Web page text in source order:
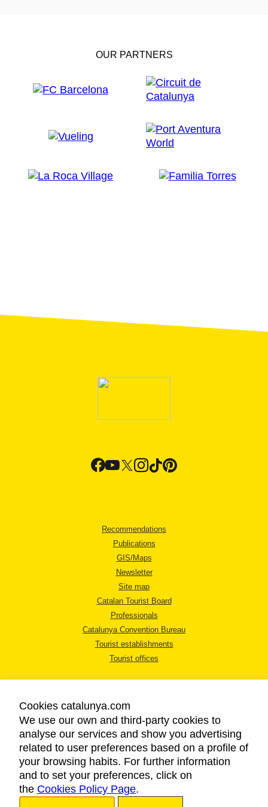
OUR PARTNERS
Recommendations
Publications
GIS/Maps
Newsletter
Site map
Catalan Tourist Board
Professionals
Catalunya Convention Bureau
Tourist establishments
Tourist offices
LEGAL NOTICE
PRIVACY POLICY
COOKIES POLICY
ACCESSIBILITY
Cookies catalunya.com
We use our own and third-party cookies to
analyse our services and show you advertising
related to user preferences based on a profile of
your browsing habits. For further information
and to set your preferences, click on
the Cookies Policy Page.